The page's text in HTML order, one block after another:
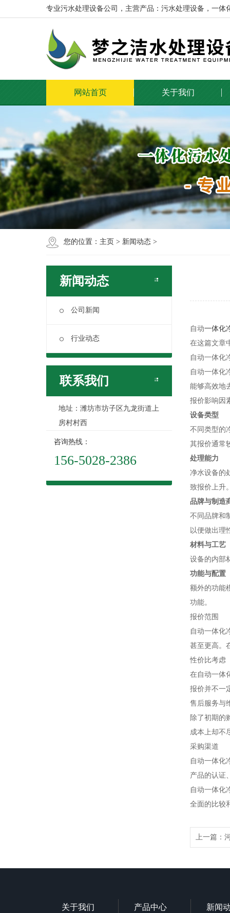
专业污水处理设备公司，主营产品：污水处理设备，一
网站首页 关于我们
您的位置： 主页 > 新闻动态 >
新闻动态
公司新闻
行业动态
联系我们
地址：潍坊市坊子区九龙街道上
房村村西
咨询热线：
156-5028-2386
自动一体化
在这篇文章
自动一体化
自动一体化
能够高效地
报价影响因
设备类型
不同类型的
其报价通常
处理能力
净水设备的
致报价上升
品牌与制造
不同品牌和
以便做出理
材料与工艺
设备的内部
功能与配置
额外的功能
功能。
报价范围
自动一体化
甚至更高。
性价比考虑
在自动一体
报价并不一
售后服务与
除了初期的
成本上却不
采购渠道
自动一体化
产品的认证
自动一体化
全面的比较
上一篇：
关于我们 产品中心 新闻